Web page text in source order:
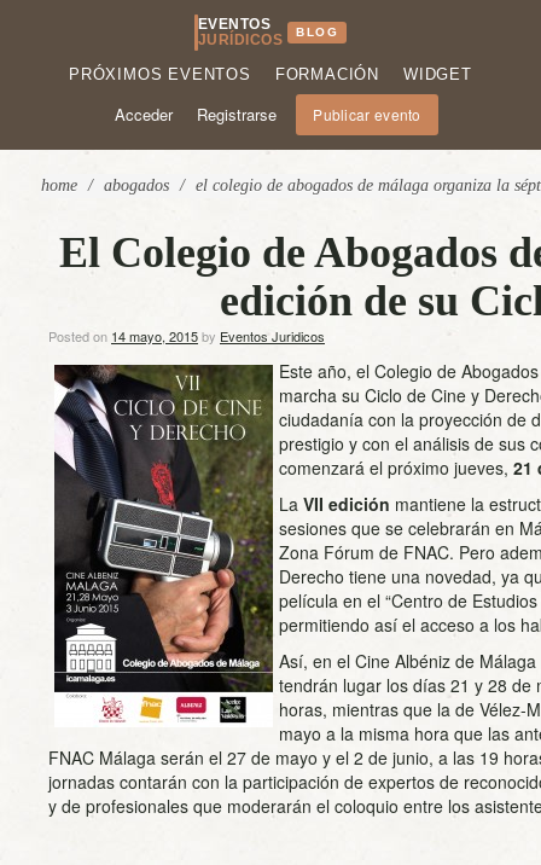
EVENTOS
JURÍDICOS
BLOG
PRÓXIMOS EVENTOS FORMACIÓN WIDGET
Acceder Registrarse Publicar evento
home / abogados / el colegio de abogados de málaga organiza la
El Colegio de Abogados
edición de su
Posted on 14 mayo, 2015by Eventos Juridicos
Este año, el Colegio de
marcha su Ciclo de Cine y
ciudadanía con la proyección de
prestigio y con el análisis de sus
comenzará el próximo jueves, 21
La VII edición mantiene la
sesiones que se celebrarán en
Zona Fórum de FNAC. Pero
Derecho tiene una novedad, ya
película en el “Centro de
permitiendo así el acceso a los
Así, en el Cine Albéniz de
tendrán lugar los días 21 y 28 de
horas, mientras que la de Vélez-
mayo a la misma hora que las
FNAC Málaga serán el 27 de mayo y el 2 de junio, a las 19
jornadas contarán con la participación de expertos de
y de profesionales que moderarán el coloquio entre los